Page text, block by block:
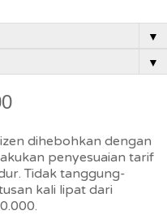
▼
▼
dihebohkan dengan
penyesuaian tarif
Tidak tanggung-
kali lipat dari